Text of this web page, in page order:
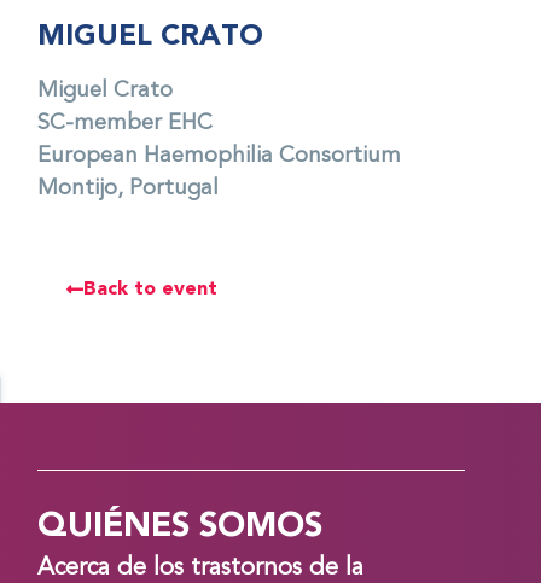
MIGUEL CRATO
Miguel Crato
SC-member EHC
European Haemophilia Consortium
Montijo, Portugal
Back to event
QUIÉNES SOMOS
Acerca de los trastornos de la